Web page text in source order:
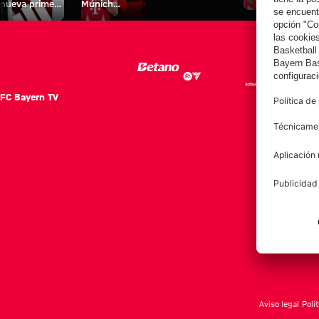
nueva primera
equipación
Múnich
Tarjetas de
personal para
FC Bayern TV
FC
Equipo
Afición
Aviso legal